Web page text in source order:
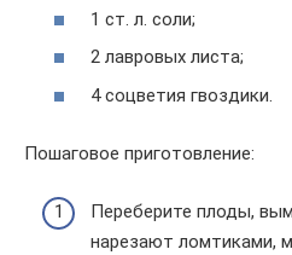
1 ст. л. соли;
2 лавровых листа;
4 соцветия гвоздики.
Пошаговое приготовление:
Переберите плоды,
нарезают ломтиками,